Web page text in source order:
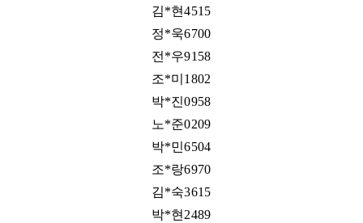
김*현4515
정*욱6700
전*우9158
조*미1802
박*진0958
노*준0209
박*민6504
조*랑6970
김*숙3615
박*현2489